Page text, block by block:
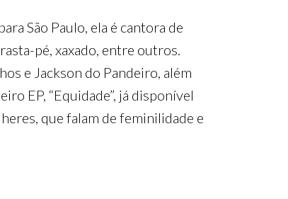
São Paulo, ela é cantora de
pé, xaxado, entre outros.
e Jackson do Pandeiro, além
EP, “Equidade”, já disponível
que falam de feminilidade e